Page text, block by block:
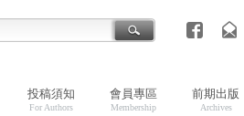
投稿須知
For Authors
會員專區
Membership
前期出版
Archives